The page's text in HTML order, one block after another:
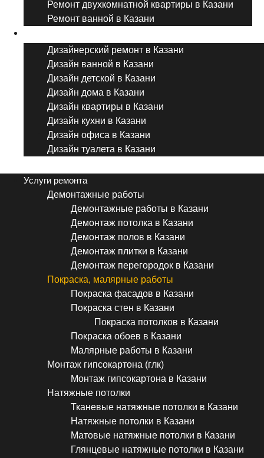
Ремонт двухкомнатной квартиры в Казани
Ремонт ванной в Казани
Дизайнерский ремонт в Казани
Дизайн ванной в Казани
Дизайн детской в Казани
Дизайн дома в Казани
Дизайн квартиры в Казани
Дизайн кухни в Казани
Дизайн офиса в Казани
Дизайн туалета в Казани
Услуги ремонта
Демонтажные работы
Демонтажные работы в Казани
Демонтаж потолка в Казани
Демонтаж полов в Казани
Демонтаж плитки в Казани
Демонтаж перегородок в Казани
Покраска, малярные работы
Покраска фасадов в Казани
Покраска стен в Казани
Покраска потолков в Казани
Покраска обоев в Казани
Малярные работы в Казани
Монтаж гипсокартона (глк)
Монтаж гипсокартона в Казани
Натяжные потолки
Тканевые натяжные потолки в Казани
Натяжные потолки в Казани
Матовые натяжные потолки в Казани
Глянцевые натяжные потолки в Казани